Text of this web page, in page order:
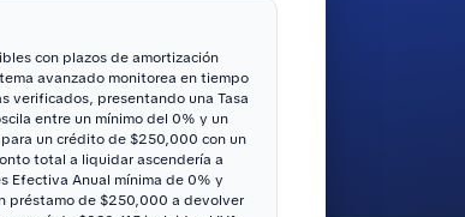
con plazos de amortización
avanzado monitorea en tiempo
verificados, presentando una Tasa
entre un mínimo del 0% y un
un crédito de $250,000 con un
total a liquidar ascendería a
Efectiva Anual mínima de 0% y
préstamo de $250,000 a devolver